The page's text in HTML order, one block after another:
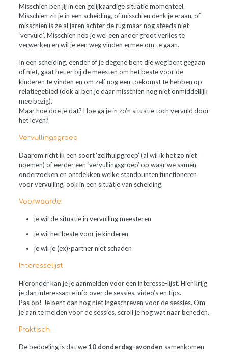
Misschien ben jij in een gelijkaardige situatie momenteel.
Misschien zit je in een scheiding, of misschien denk je eraan, of
misschien is ze al jaren achter de rug maar nog steeds niet
‘vervuld’. Misschien heb je wel een ander groot verlies te
verwerken en wil je een weg vinden ermee om te gaan.
In een scheiding, eender of je degene bent die weg bent gegaan
of niet, gaat het er bij de meesten om het beste voor de
kinderen te vinden en om zelf nog een toekomst te hebben op
relatiegebied (ook al ben je daar misschien nog niet onmiddellijk
mee bezig).
Maar hoe doe je dat? Hoe ga je in zo’n situatie toch vervuld door
het leven?
Vervullingsgroep
Daarom richt ik een soort ‘zelfhulpgroep’ (al wil ik het zo niet
noemen) of eerder een ‘vervullingsgroep’ op waar we samen
onderzoeken en ontdekken welke standpunten functioneren
voor vervulling, ook in een situatie van scheiding.
Voorwaarde:
je wil de situatie in vervulling meesteren
je wil het beste voor je kinderen
je wil je (ex)-partner niet schaden
Interesselijst
Hieronder kan je je aanmelden voor een interesse-lijst. Hier krijg
je dan interessante info over de sessies, video’s en tips.
Pas op! Je bent dan nog niet ingeschreven voor de sessies. Om
je aan te melden voor de sessies, scroll je nog wat naar beneden.
Praktisch
De bedoeling is dat we 10 donderdag-avonden samenkomen